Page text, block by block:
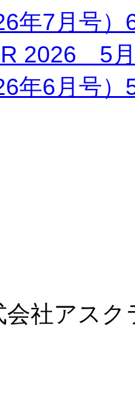
年7月号）
2026 5
年6月号）
社アスク